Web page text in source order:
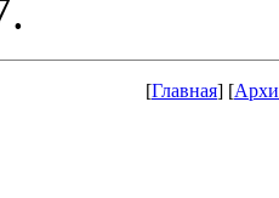
[Главная] [